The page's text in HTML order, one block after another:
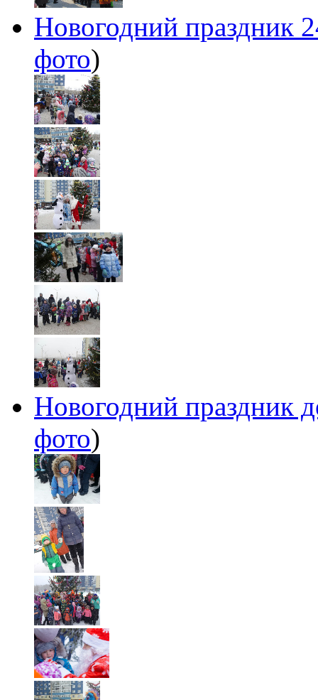
Новогодний праздник
фото)
Новогодний праздник
фото)